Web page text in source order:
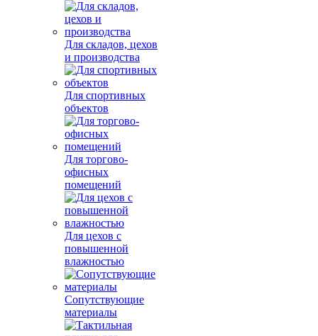
Для складов, цехов
и производства
Для спортивных
объектов
Для торгово-
офисных
помещений
Для цехов с
повышенной
влажностью
Сопутствующие
материалы